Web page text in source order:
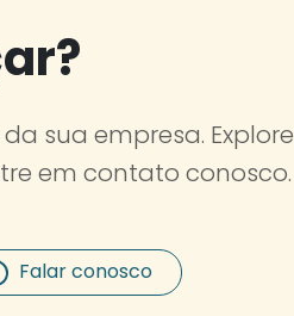
sua empresa. Explore
em contato conosco.
Falar conosco